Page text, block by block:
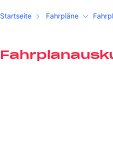
Startseite Fahrpläne